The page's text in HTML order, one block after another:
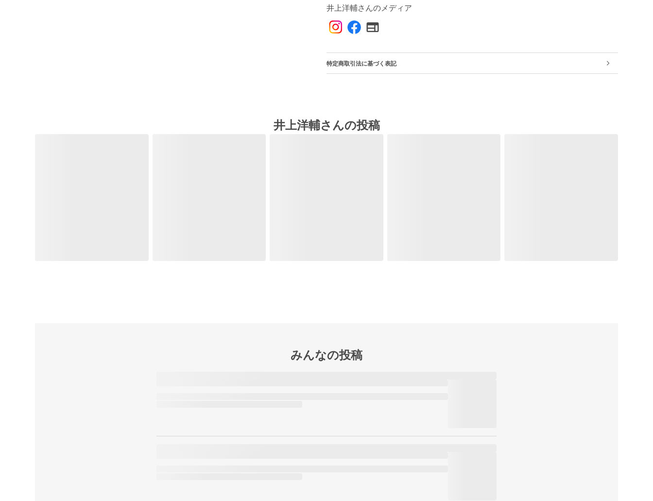
井上洋輔さんのメディア
特定商取引法に基づく表記
井上洋輔さんの投稿
みんなの投稿